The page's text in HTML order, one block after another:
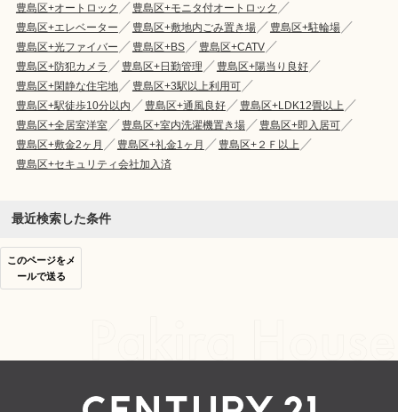
豊島区+オートロック
豊島区+モニタ付オートロック
豊島区+エレベーター
豊島区+敷地内ごみ置き場
豊島区+駐輪場
豊島区+光ファイバー
豊島区+BS
豊島区+CATV
豊島区+防犯カメラ
豊島区+日勤管理
豊島区+陽当り良好
豊島区+閑静な住宅地
豊島区+3駅以上利用可
豊島区+駅徒歩10分以内
豊島区+通風良好
豊島区+LDK12畳以上
豊島区+全居室洋室
豊島区+室内洗濯機置き場
豊島区+即入居可
豊島区+敷金2ヶ月
豊島区+礼金1ヶ月
豊島区+２Ｆ以上
豊島区+セキュリティ会社加入済
最近検索した条件
このページをメ
ールで送る